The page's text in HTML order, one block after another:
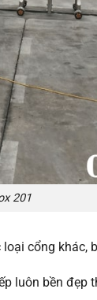
201
cổng khác,
luôn bền đẹp